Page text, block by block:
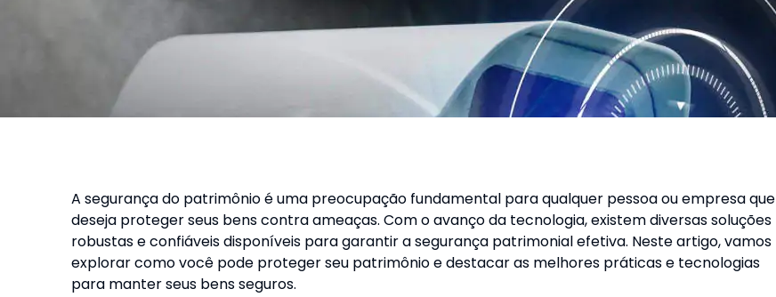
A segurança do patrimônio é uma preocupação fundamental para qualquer pessoa ou empresa que
deseja proteger seus bens contra ameaças. Com o avanço da tecnologia, existem diversas soluções
robustas e confiáveis disponíveis para garantir a segurança patrimonial efetiva. Neste artigo, vamos
explorar como você pode proteger seu patrimônio e destacar as melhores práticas e tecnologias
para manter seus bens seguros.